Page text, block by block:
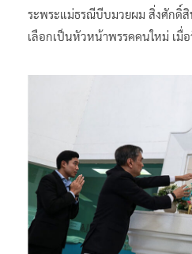
ระพระแม่ธรณีบีบมวยผม สิ่งศักดิ์สิ
เลือกเป็นหัวหน้าพรรคคนใหม่ เมื่